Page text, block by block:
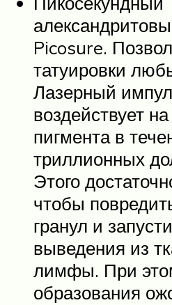
Picosure.
татуировки
Лазерный
воздействует
пигмента в
триллионных
Этого
чтобы
гранул и
выведения из
лимфы. При
образования